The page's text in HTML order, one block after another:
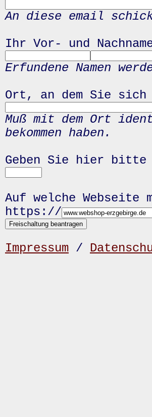
An diese email
Ihr Vor- und
Erfundene Namen
Ort, an dem Sie
Muß mit dem Ort
bekommen haben.
Geben Sie hier bitte
Auf welche Webseite
https://
Impressum /